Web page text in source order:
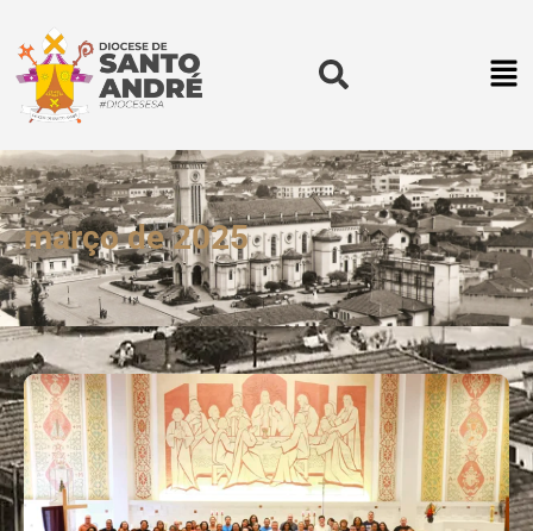
março de 2025